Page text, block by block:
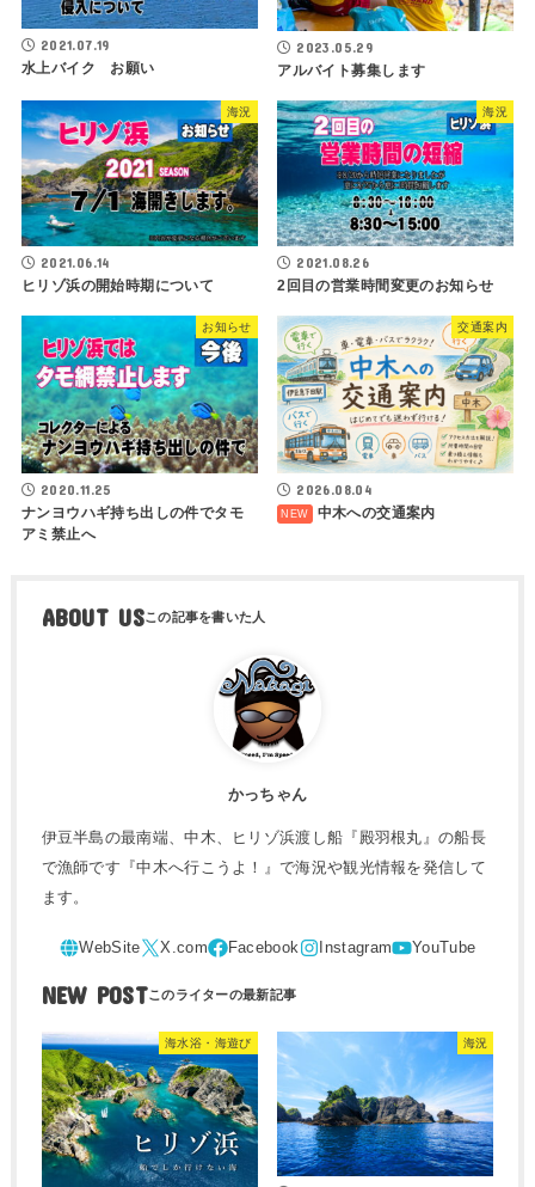
2021.07.19
水上バイク お願い
2023.05.29
アルバイト募集します
海況
2021.06.14
ヒリゾ浜の開始時期について
海況
2021.08.26
2回目の営業時間変更のお知らせ
お知らせ
2020.11.25
ナンヨウハギ持ち出しの件でタモ
アミ禁止へ
交通案内
2026.08.04
中木への交通案内
ABOUT US
かっちゃん
伊豆半島の最南端、中木、ヒリゾ浜渡し船『殿羽根丸』の船長
で漁師です『中木へ行こうよ！』で海況や観光情報を発信して
ます。
NEW POST
海水浴・海遊び 海況